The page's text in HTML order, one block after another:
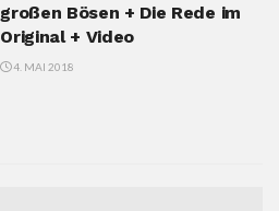
großen Bösen + Die Rede im
Original + Video
4. MAI 2018